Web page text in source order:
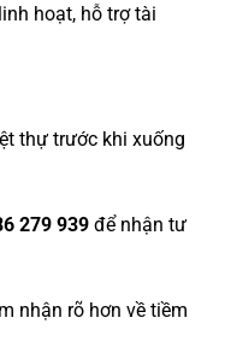
hoạt, hỗ trợ tài
thự trước khi xuống
279 939để nhận tư
nhận rõ hơn về tiềm